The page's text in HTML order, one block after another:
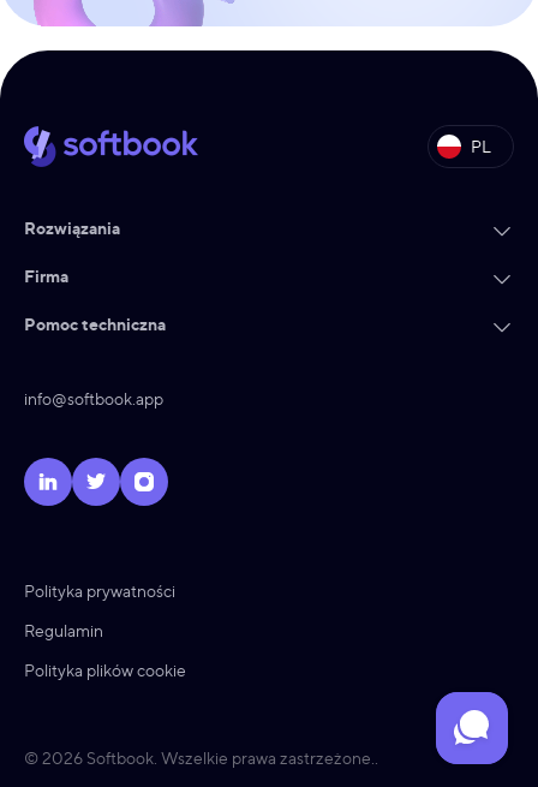
PL
Rozwiązania
Firma
Pomoc techniczna
info@softbook.app
© 2026 Softbook. Wszelkie prawa zastrzeżone..
Polityka prywatności
Regulamin
Polityka plików cookie